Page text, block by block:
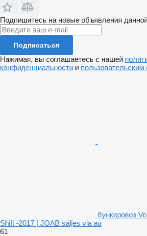
Подпишитесь на новые объявления
Подписаться
Нажимая, вы соглашаетесь с нашей
конфиденциальности и
бункеровоз
Shift -2017 | JOAB säljes via au
61